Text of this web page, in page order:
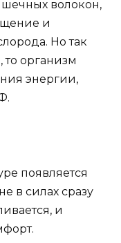
волокон,
и
Но так
то организм
энергии,
появляется
в силах сразу
и